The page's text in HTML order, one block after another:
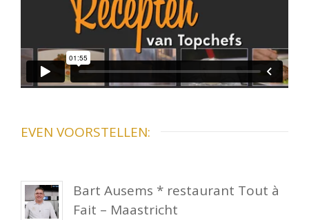
EVEN VOORSTELLEN:
Bart Ausems * restaurant Tout à
Fait – Maastricht